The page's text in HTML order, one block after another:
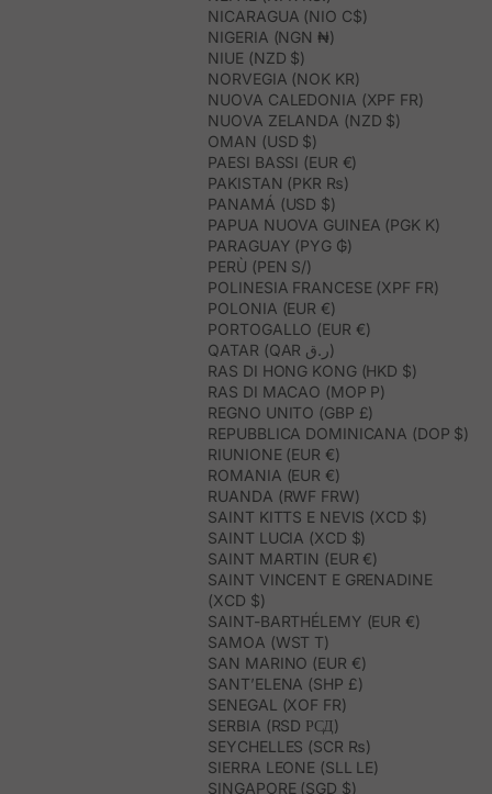
NICARAGUA (NIO C$)
NIGERIA (NGN ₦)
NIUE (NZD $)
NORVEGIA (NOK KR)
NUOVA CALEDONIA (XPF FR)
NUOVA ZELANDA (NZD $)
OMAN (USD $)
PAESI BASSI (EUR €)
PAKISTAN (PKR ₨)
PANAMÁ (USD $)
PAPUA NUOVA GUINEA (PGK K)
PARAGUAY (PYG ₲)
PERÙ (PEN S/)
POLINESIA FRANCESE (XPF FR)
POLONIA (EUR €)
PORTOGALLO (EUR €)
QATAR (QAR ر.ق)
RAS DI HONG KONG (HKD $)
RAS DI MACAO (MOP P)
REGNO UNITO (GBP £)
REPUBBLICA DOMINICANA (DOP $)
RIUNIONE (EUR €)
ROMANIA (EUR €)
RUANDA (RWF FRW)
SAINT KITTS E NEVIS (XCD $)
SAINT LUCIA (XCD $)
SAINT MARTIN (EUR €)
SAINT VINCENT E GRENADINE
(XCD $)
SAINT-BARTHÉLEMY (EUR €)
SAMOA (WST T)
SAN MARINO (EUR €)
SANT’ELENA (SHP £)
SENEGAL (XOF FR)
SERBIA (RSD РСД)
SEYCHELLES (SCR ₨)
SIERRA LEONE (SLL LE)
SINGAPORE (SGD $)